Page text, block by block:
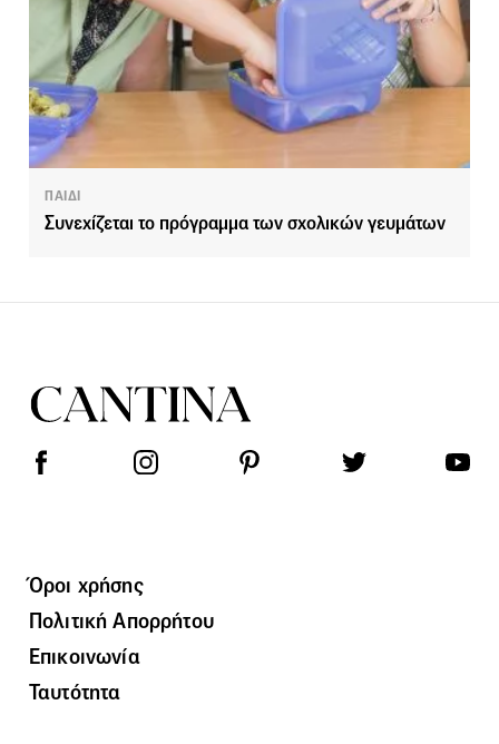
ΠΑΙΔΙ
Συνεχίζεται το πρόγραμμα των σχολικών γευμάτων
Όροι χρήσης
Πολιτική Απορρήτου
Επικοινωνία
Ταυτότητα